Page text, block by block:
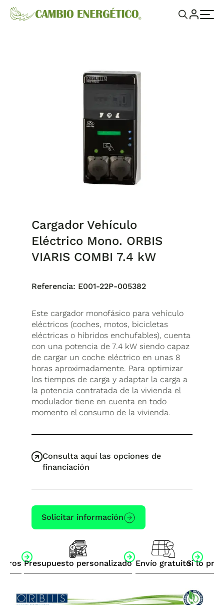
Cargador Vehículo
Eléctrico Mono. ORBIS
VIARIS COMBI 7.4 kW
Referencia: E001-22P-005382
Este cargador monofásico para vehículo
eléctricos (coches, motos, bicicletas
eléctricas o híbridos enchufables), cuenta
con una potencia de 7.4 kW siendo capaz
de cargar un coche eléctrico en unas 8
horas aproximadamente. Para optimizar
los tiempos de carga y adaptar la carga a
la potencia contratada de la vivienda el
modulador tiene en cuenta en todo
momento el consumo de la vivienda.
Consulta aquí las opciones de
financiación
Solicitar información
Presupuesto personalizado Envío gratuitoSi lo